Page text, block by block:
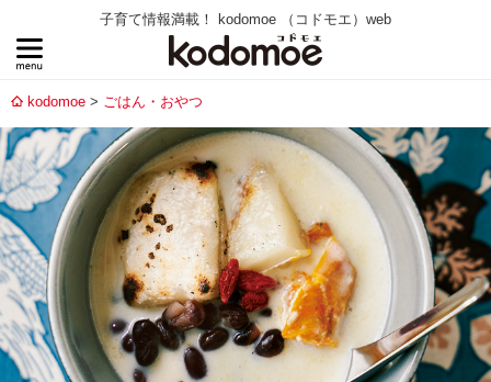
子育て情報満載！ kodomoe （コドモエ）web
kodomoe ごはん・おやつ